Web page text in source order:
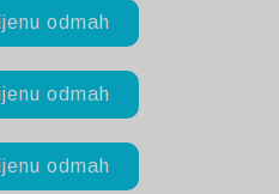
odmah
odmah
odmah